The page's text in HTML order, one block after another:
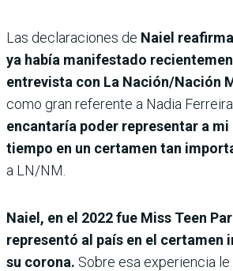
Las declaraciones de Naiel
ya había manifestado
entrevista con La Nación/Nación
como gran referente a Nadia Ferreira.
encantaría poder representar a mi
tiempo en un certamen tan
a LN/NM.
Naiel, en el 2022 fue Miss Teen
representó al país en el certamen
su corona. Sobre esa experiencia le